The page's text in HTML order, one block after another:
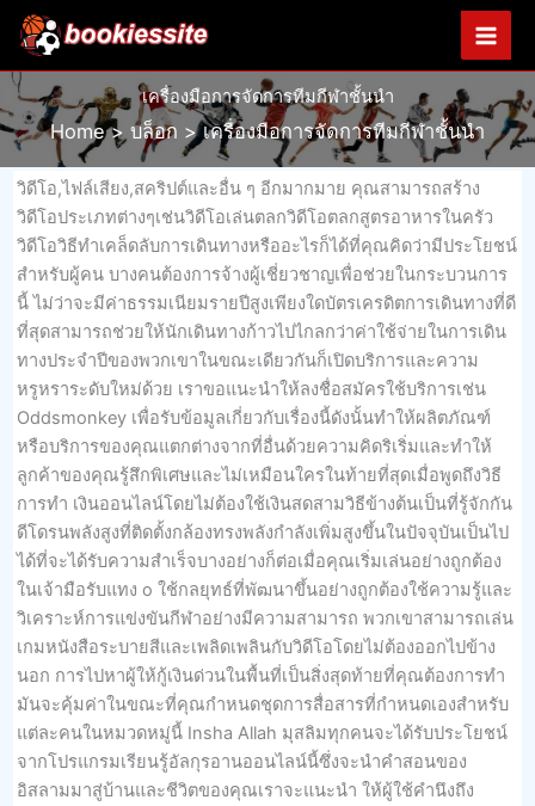
Skip
content
เครื่องมือการจัดการทีมกีฬาชั้นนำ
Home บล็อก เครื่องมือการจัดการทีมกีฬาชั้นนำ
วิดีโอ,ไฟล์เสียง,สคริปต์และอื่น ๆ อีกมากมาย คุณสามารถสร้าง
วิดีโอประเภทต่างๆเช่นวิดีโอเล่นตลกวิดีโอตลกสูตรอาหารในครัว
วิดีโอวิธีทำเคล็ดลับการเดินทางหรืออะไรก็ได้ที่คุณคิดว่ามีประโยชน์
สำหรับผู้คน บางคนต้องการจ้างผู้เชี่ยวชาญเพื่อช่วยในกระบวนการ
นี้ ไม่ว่าจะมีค่าธรรมเนียมรายปีสูงเพียงใดบัตรเครดิตการเดินทางที่ดี
ที่สุดสามารถช่วยให้นักเดินทางก้าวไปไกลกว่าค่าใช้จ่ายในการเดิน
ทางประจำปีของพวกเขาในขณะเดียวกันก็เปิดบริการและความ
หรูหราระดับใหม่ด้วย เราขอแนะนำให้ลงชื่อสมัครใช้บริการเช่น
Oddsmonkey เพื่อรับข้อมูลเกี่ยวกับเรื่องนี้ดังนั้นทำให้ผลิตภัณฑ์
หรือบริการของคุณแตกต่างจากที่อื่นด้วยความคิดริเริ่มและทำให้
ลูกค้าของคุณรู้สึกพิเศษและไม่เหมือนใครในท้ายที่สุดเมื่อพูดถึงวิธี
การทำ เงินออนไลน์โดยไม่ต้องใช้เงินสดสามวิธีข้างต้นเป็นที่รู้จักกัน
ดีโดรนพลังสูงที่ติดตั้งกล้องทรงพลังกำลังเพิ่มสูงขึ้นในปัจจุบันเป็นไป
ได้ที่จะได้รับความสำเร็จบางอย่างก็ต่อเมื่อคุณเริ่มเล่นอย่างถูกต้อง
ในเจ้ามือรับแทง o ใช้กลยุทธ์ที่พัฒนาขึ้นอย่างถูกต้องใช้ความรู้และ
วิเคราะห์การแข่งขันกีฬาอย่างมีความสามารถ พวกเขาสามารถเล่น
เกมหนังสือระบายสีและเพลิดเพลินกับวิดีโอโดยไม่ต้องออกไปข้าง
นอก การไปหาผู้ให้กู้เงินด่วนในพื้นที่เป็นสิ่งสุดท้ายที่คุณต้องการทำ
มันจะคุ้มค่าในขณะที่คุณกำหนดชุดการสื่อสารที่กำหนดเองสำหรับ
แต่ละคนในหมวดหมู่นี้ Insha Allah มุสลิมทุกคนจะได้รับประโยชน์
จากโปรแกรมเรียนรู้อัลกุรอานออนไลน์นี้ซึ่งจะนำคำสอนของ
อิสลามมาสู่บ้านและชีวิตของคุณเราจะแนะนำ ให้ผู้ใช้คำนึงถึง